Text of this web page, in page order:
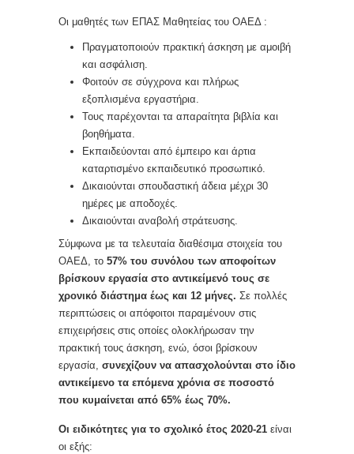
Οι μαθητές των ΕΠΑΣ Μαθητείας του ΟΑΕΔ :
Πραγματοποιούν πρακτική άσκηση με αμοιβή
και ασφάλιση.
Φοιτούν σε σύγχρονα και πλήρως
εξοπλισμένα εργαστήρια.
Τους παρέχονται τα απαραίτητα βιβλία και
βοηθήματα.
Εκπαιδεύονται από έμπειρο και άρτια
καταρτισμένο εκπαιδευτικό προσωπικό.
Δικαιούνται σπουδαστική άδεια μέχρι 30
ημέρες με αποδοχές.
Δικαιούνται αναβολή στράτευσης.
Σύμφωνα με τα τελευταία διαθέσιμα στοιχεία του
ΟΑΕΔ, το 57% του συνόλου των αποφοίτων
βρίσκουν εργασία στο αντικείμενό τους σε
χρονικό διάστημα έως και 12 μήνες. Σε πολλές
περιπτώσεις οι απόφοιτοι παραμένουν στις
επιχειρήσεις στις οποίες ολοκλήρωσαν την
πρακτική τους άσκηση, ενώ, όσοι βρίσκουν
εργασία, συνεχίζουν να απασχολούνται στο ίδιο
αντικείμενο τα επόμενα χρόνια σε ποσοστό
που κυμαίνεται από 65% έως 70%.
Οι ειδικότητες για το σχολικό έτος 2020-21 είναι
οι εξής: